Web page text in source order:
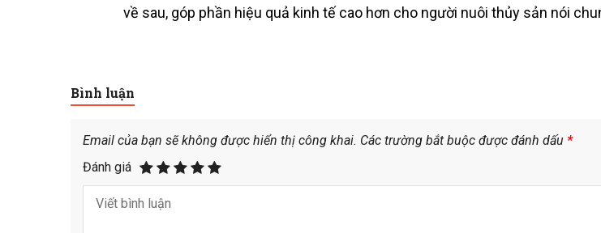
về sau, góp phần hiệu quả kinh tế cao hơn cho người nuôi thủy sản nói
Bình luận
Email của bạn sẽ không được hiển thị công khai. Các trường bắt buộc được đánh dấu *
Đánh giá